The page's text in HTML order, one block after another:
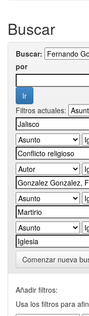
Buscar
Buscar:
por
Filtros actuales:
Comenzar nueva
Añadir filtros:
Usa los filtros para